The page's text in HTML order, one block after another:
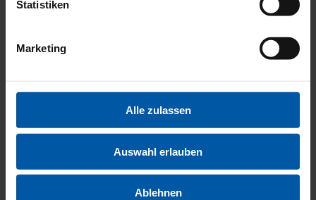
Statistiken
Marketing
Alle zulassen
Auswahl erlauben
Ablehnen
Wär­me­schutz­ver­gla­sung
Abstands­tem­po­mat
Abstands­war­ner
Fern­licht­as­sis­tent
Park­sen­so­ren vor­ne, Park­sen­so­ren hin­ten, Kame­ra
Spur­hal­te­as­sis­tent
Tot­win­kel-Assis­tent
Ver­kehrs­zei­chen­er­ken­nung